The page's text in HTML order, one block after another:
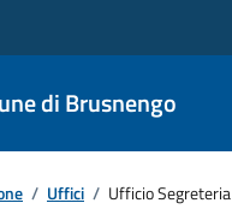
di Brusnengo
/ Uffici / Ufficio Segreteria